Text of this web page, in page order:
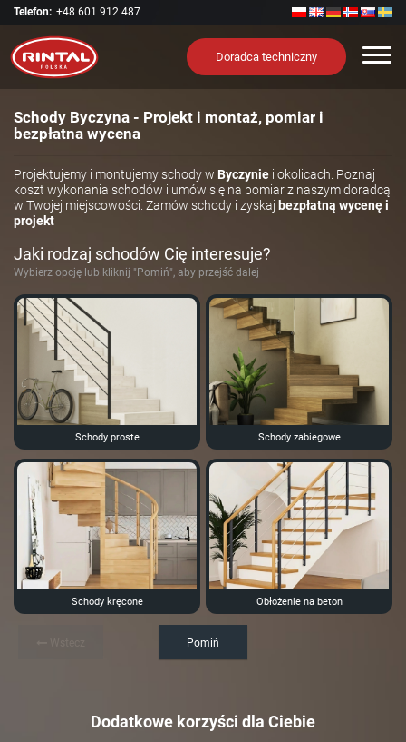
Telefon: +48 601 912 487
Doradca techniczny
Schody Byczyna - Projekt i montaż, pomiar i
bezpłatna wycena
Projektujemy i montujemy schody w Byczynie i okolicach. Poznaj
koszt wykonania schodów i umów się na pomiar z naszym doradcą
w Twojej miejscowości. Zamów schody i zyskaj bezpłatną wycenę i
projekt
Jaki rodzaj schodów Cię interesuje?
Wybierz opcję lub kliknij "Pomiń", aby przejść dalej
Schody proste Schody zabiegowe
Schody kręcone Obłożenie na beton
Pomiń
Dodatkowe korzyści dla Ciebie